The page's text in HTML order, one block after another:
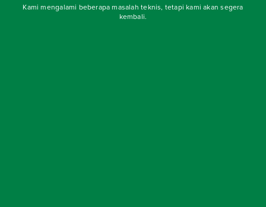
Kami mengalami beberapa masalah teknis, tetapi kami akan segera
kembali.